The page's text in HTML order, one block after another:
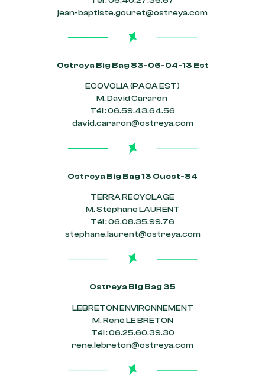
jean-baptiste.gouret@ostreya.com
Ostreya Big Bag 83-06-04-13 Est
ECOVOLIA (PACA EST)
M. David Cararon
Tél : 06.59.43.64.56
david.cararon@ostreya.com
Ostreya Big Bag 13 Ouest-84
TERRA RECYCLAGE
M. Stéphane LAURENT
Tél : 06.08.35.99.76
stephane.laurent@ostreya.com
Ostreya Big Bag 35
LEBRETON ENVIRONNEMENT
M. René LE BRETON
Tél : 06.25.60.39.30
rene.lebreton@ostreya.com